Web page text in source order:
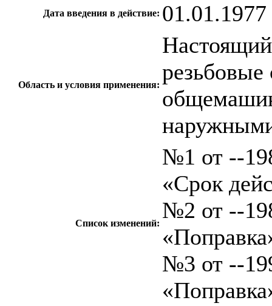
Дата введения в действие: 01.01.1977
Область и условия применения:
Настоящий
резьбовые
Список изменений:
№1 от --
«Срок
№2 от --
№3 от --